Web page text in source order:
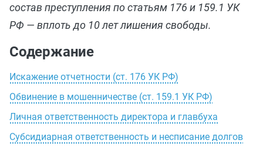
состав преступления по статьям 176 и 159.1 УК
РФ — вплоть до 10 лет лишения свободы.
Содержание
Искажение отчетности (ст. 176 УК РФ)
Обвинение в мошенничестве (ст. 159.1 УК РФ)
Личная ответственность директора и главбуха
Субсидиарная ответственность и несписание долгов